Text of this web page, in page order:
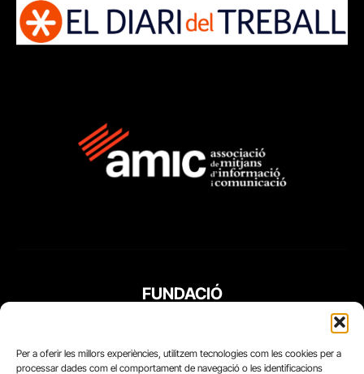
Per a oferir les millors experiències, utilitzem tecnologies com les cookies per a
processar dades com el comportament de navegació o les identificacions
FUNDACIÓ